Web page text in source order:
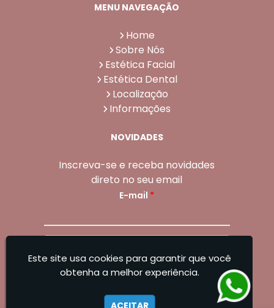
MENU NAVEGAÇÃO
Home
Sobre Nós
Estética Facial
Estética Dental
Localização
Informações
NOVIDADES
Inscreva-se e receba novidades
direto no seu email
E-mail *
Sangoleti Odontologia - Estética Dental e
Este site usa cookies para garantir que você
obtenha a melhor experiência.
ACEITAR